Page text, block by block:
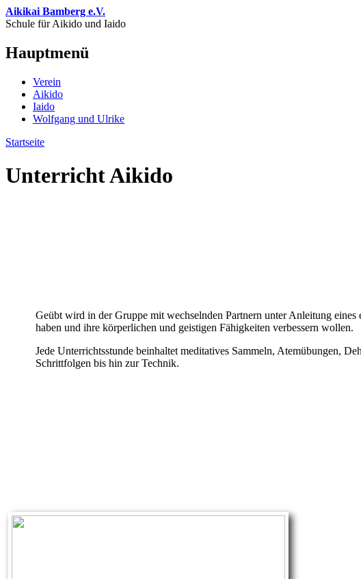
Direkt zum Inhalt
Aikikai Bamberg e.V.
Schule für Aikido und Iaido
Hauptmenü
Verein
Aikido
Iaido
Wolfgang und Ulrike
Startseite
Unterricht Aikido
Geübt wird in der Gruppe mit wechselnden Partnern unter Anleitung
haben und ihre körperlichen und geistigen Fähigkeiten verbessern wollen.
Jede Unterrichtsstunde beinhaltet meditatives Sammeln, Atemübungen,
Schrittfolgen bis hin zur Technik.